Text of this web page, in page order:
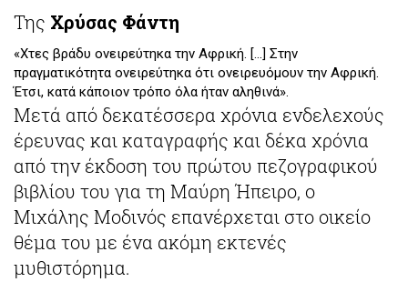
Της Χρύσας Φάντη
«Χτες βράδυ ονειρεύτηκα την Αφρική. […] Στην
πραγματικότητα ονειρεύτηκα ότι ονειρευόμουν την Αφρική.
Έτσι, κατά κάποιον τρόπο όλα ήταν αληθινά».
Μετά από δεκατέσσερα χρόνια ενδελεχούς
έρευνας και καταγραφής και δέκα χρόνια
από την έκδοση του πρώτου πεζογραφικού
βιβλίου του για τη Μαύρη Ήπειρο, ο
Μιχάλης Μοδινός επανέρχεται στο οικείο
θέμα του με ένα ακόμη εκτενές
μυθιστόρημα.